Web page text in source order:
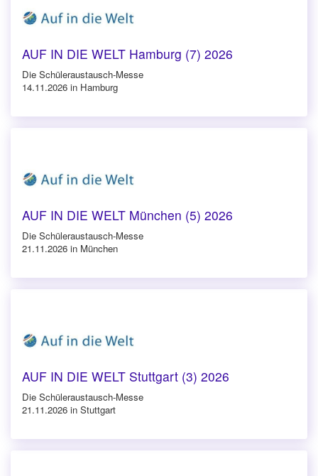
AUF IN DIE WELT Hamburg (7) 2026
Die Schüleraustausch-Messe
14.11.2026 in Hamburg
AUF IN DIE WELT München (5) 2026
Die Schüleraustausch-Messe
21.11.2026 in München
AUF IN DIE WELT Stuttgart (3) 2026
Die Schüleraustausch-Messe
21.11.2026 in Stuttgart